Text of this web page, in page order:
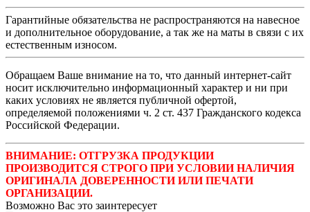
Гарантийные обязательства не распространяются на навесное
и дополнительное оборудование, а так же на маты в связи с их
естественным износом.
Обращаем Ваше внимание на то, что данный интернет-сайт
носит исключительно информационный характер и ни при
каких условиях не является публичной офертой,
определяемой положениями ч. 2 ст. 437 Гражданского кодекса
Российской Федерации.
ВНИМАНИЕ: ОТГРУЗКА ПРОДУКЦИИ
ПРОИЗВОДИТСЯ СТРОГО ПРИ УСЛОВИИ НАЛИЧИЯ
ОРИГИНАЛА ДОВЕРЕННОСТИ ИЛИ ПЕЧАТИ
ОРГАНИЗАЦИИ.
Возможно Вас это заинтересует